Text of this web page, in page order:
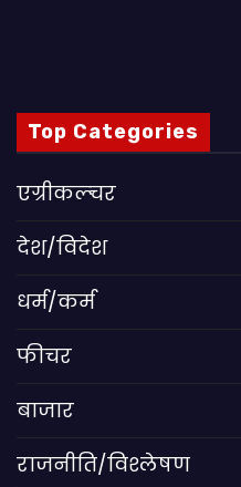
Top Categories
एग्रीकल्चर
देश/विदेश
धर्म/कर्म
फीचर
बाजार
राजनीति/विश्लेषण